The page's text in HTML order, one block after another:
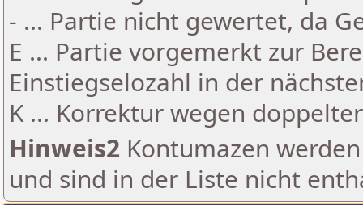
- ... Partie nicht gewertet, da
E ... Partie vorgemerkt zur
Einstiegselozahl in der
K ... Korrektur wegen
Hinweis2 Kontumazen
und sind in der Liste nicht